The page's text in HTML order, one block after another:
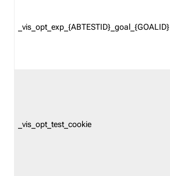
_vis_opt_exp_{ABTESTID}_goal_{GOALID}
_vis_opt_test_cookie